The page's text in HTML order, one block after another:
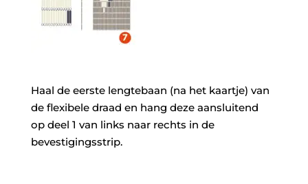
Haal de eerste lengtebaan (na het kaartje) van
de flexibele draad en hang deze aansluitend
op deel 1 van links naar rechts in de
bevestigingsstrip.